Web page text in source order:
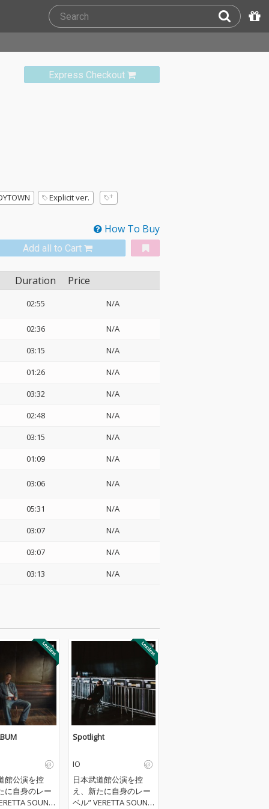
Express Checkout
Explicit ver.
How To Buy
Add all to Cart
Duration Price
02:55 N/A
02:36
N/A
03:15
N/A
01:26
N/A
03:32
N/A
02:48
N/A
03:15
N/A
01:09 N/A
03:06 N/A
05:31
N/A
03:07
N/A
03:07
N/A
03:13 N/A
館公演を控
に自身のレー
SOUND
Spotlight
IO
日本武道館公演を控
え、新たに自身のレー
ベル” VERETTA SOUND